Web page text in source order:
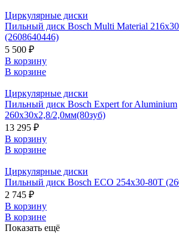
Циркулярные диски
Пильный диск Bosch Multi Material
(2608640446)
5 500 ₽
В корзину
В корзине
Циркулярные диски
Пильный диск Bosch Expert for Aluminium
260х30х2,8/2,0мм(80зуб)
13 295 ₽
В корзину
В корзине
Циркулярные диски
Пильный диск Bosch ECO 254x30-80T
2 745 ₽
В корзину
В корзине
Показать ещё